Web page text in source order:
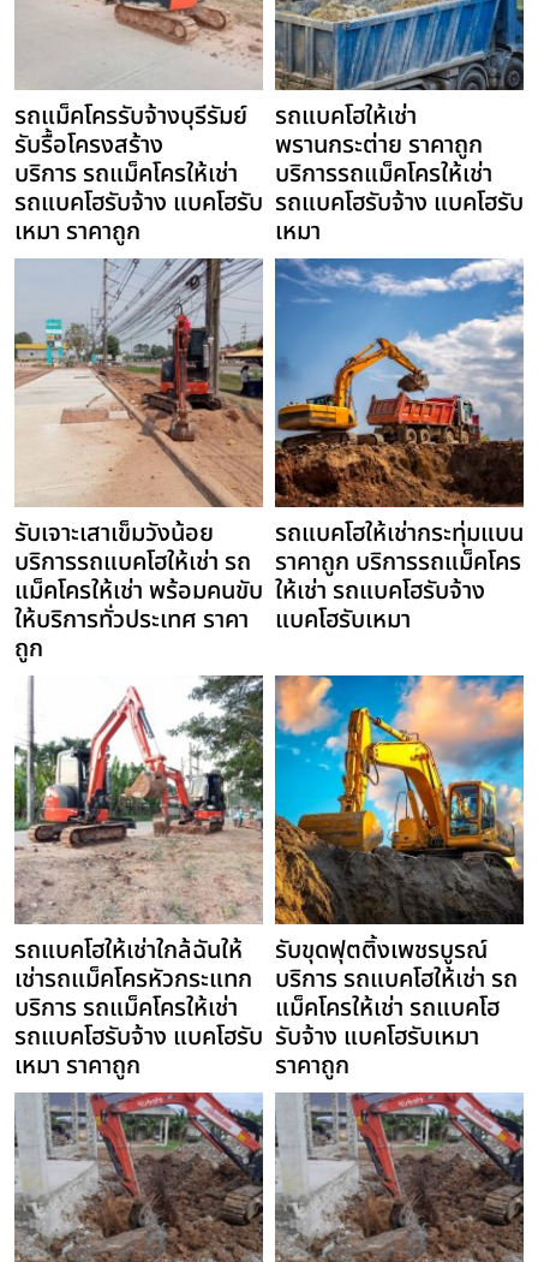
รถแม็คโครรับจ้างบุรีรัมย์
รับรื้อโครงสร้าง
บริการ รถแม็คโครให้เช่า
รถแบคโฮรับจ้าง แบคโฮรับ
เหมา ราคาถูก
รถแบคโฮให้เช่า
พรานกระต่าย ราคาถูก
บริการรถแม็คโครให้เช่า
รถแบคโฮรับจ้าง แบคโฮรับ
เหมา
รับเจาะเสาเข็มวังน้อย
บริการรถแบคโฮให้เช่า รถ
แม็คโครให้เช่า พร้อมคนขับ
ให้บริการทั่วประเทศ ราคา
ถูก
รถแบคโฮให้เช่ากระทุ่มแบน
ราคาถูก บริการรถแม็คโคร
ให้เช่า รถแบคโฮรับจ้าง
แบคโฮรับเหมา
รถแบคโฮให้เช่าใกล้ฉันให้
เช่ารถแม็คโครหัวกระแทก
บริการ รถแม็คโครให้เช่า
รถแบคโฮรับจ้าง แบคโฮรับ
เหมา ราคาถูก
รับขุดฟุตติ้งเพชรบูรณ์
บริการ รถแบคโฮให้เช่า รถ
แม็คโครให้เช่า รถแบคโฮ
รับจ้าง แบคโฮรับเหมา
ราคาถูก